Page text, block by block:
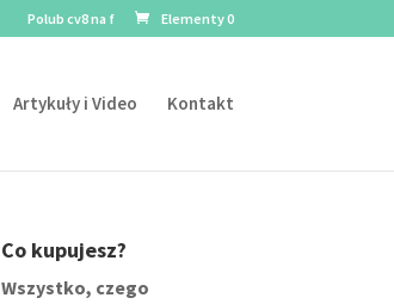
Polub cv8 na f Elementy 0
Artykuły i Video Kontakt
Co kupujesz?
Wszystko, czego